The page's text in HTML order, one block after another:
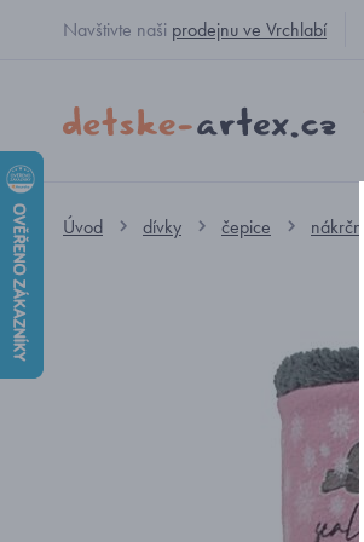
Navštivte naši prodejnu ve Vrchlabí
Úvod dívky čepice nákrčník